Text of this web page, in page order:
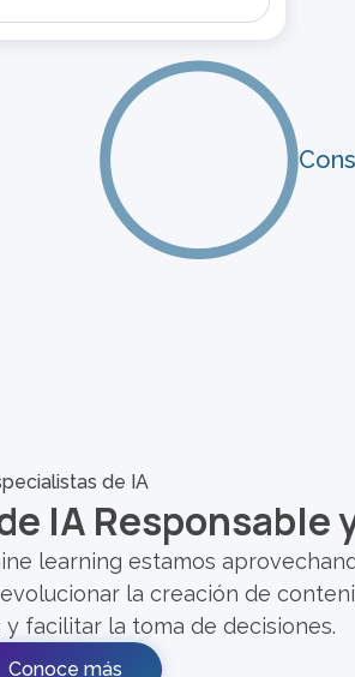
de IA
IA Responsable
learning estamos
la creación de
facilitar la toma de decisiones.
Conoce más